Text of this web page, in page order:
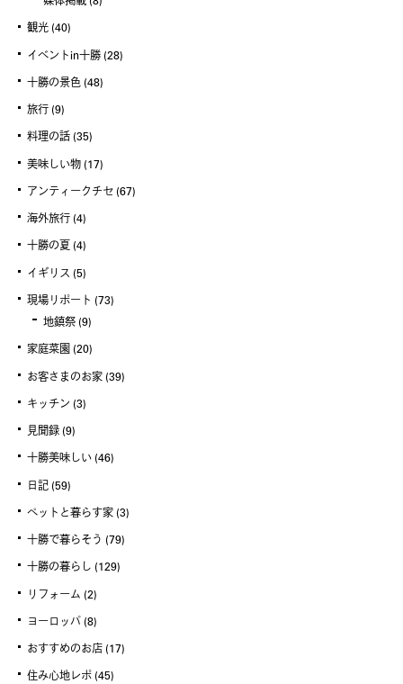
観光 (40)
イベントin十勝 (28)
十勝の景色 (48)
旅行 (9)
料理の話 (35)
美味しい物 (17)
アンティークチセ (67)
海外旅行 (4)
十勝の夏 (4)
イギリス (5)
現場リポート (73)
地鎮祭 (9)
家庭菜園 (20)
お客さまのお家 (39)
キッチン (3)
見聞録 (9)
十勝美味しい (46)
日記 (59)
ペットと暮らす家 (3)
十勝で暮らそう (79)
十勝の暮らし (129)
リフォーム (2)
ヨーロッパ (8)
おすすめのお店 (17)
住み心地レポ (45)